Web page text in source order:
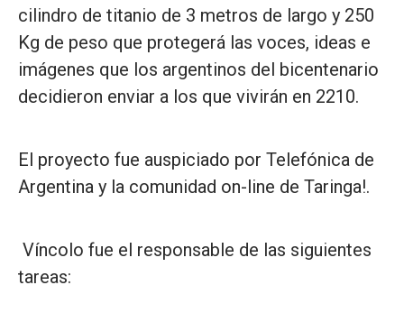
cilindro de titanio de 3 metros de largo y 250
Kg de peso que protegerá las voces, ideas e
imágenes que los argentinos del bicentenario
decidieron enviar a los que vivirán en 2210.
El proyecto fue auspiciado por Telefónica de
Argentina y la comunidad on-line de Taringa!.
Víncolo fue el responsable de las siguientes
tareas: